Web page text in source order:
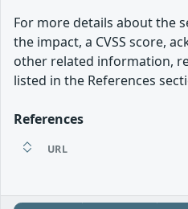
For more details about the
the impact, a CVSS score,
other related information,
listed in the References
References
URL